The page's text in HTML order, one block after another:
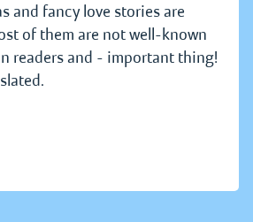
and fancy love stories are
of them are not well-known
readers and - important thing!